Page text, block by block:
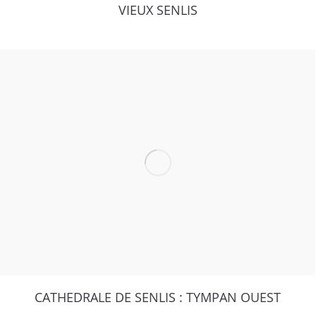
VIEUX SENLIS
CATHEDRALE DE SENLIS : TYMPAN OUEST